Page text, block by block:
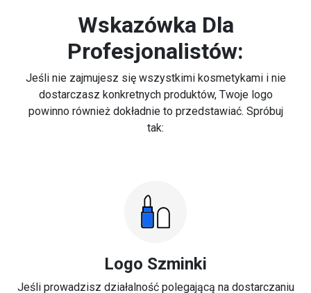
Wskazówka Dla
Profesjonalistów:
Jeśli nie zajmujesz się wszystkimi kosmetykami i nie
dostarczasz konkretnych produktów, Twoje logo
powinno również dokładnie to przedstawiać. Spróbuj
tak:
Logo Szminki
Jeśli prowadzisz działalność polegającą na dostarczaniu